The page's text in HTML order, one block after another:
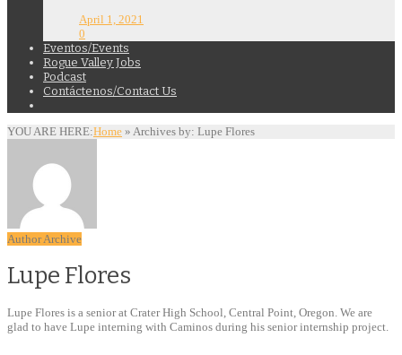
April 1, 2021
0
Eventos/Events
Rogue Valley Jobs
Podcast
Contáctenos/Contact Us
YOU ARE HERE:Home » Archives by: Lupe Flores
Author Archive
Lupe Flores
Lupe Flores is a senior at Crater High School, Central Point, Oregon. We are
glad to have Lupe interning with Caminos during his senior internship project.